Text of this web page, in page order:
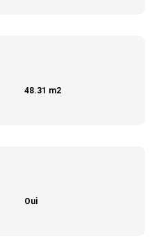
48.31 m2
Oui